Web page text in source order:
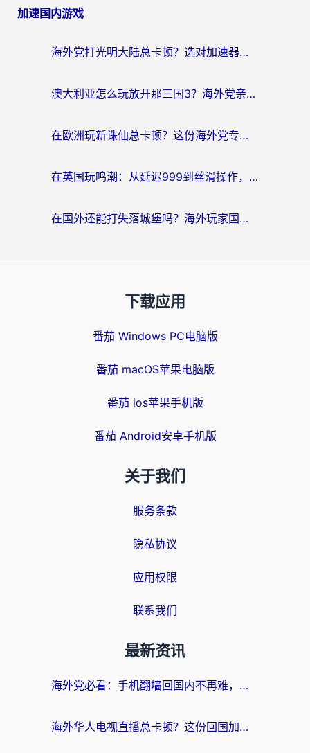
加速国内游戏
海外党打光明大陆总卡顿？选对加速器才是关键！（附亲测好用的推荐）
澳大利亚怎么玩放开那三国3？海外党亲测有效的国服游戏加速指南
在欧洲玩新诛仙总卡顿？这份海外党专属加速器指南帮你解决延迟难题
在英国玩鸣潮：从延迟999到丝滑操作，我是怎么做到的？
在国外还能打失落城堡吗？海外玩家国服游戏加速终极指南（附北美玩online加速器下载技巧）
下载应用
番茄 Windows PC电脑版
番茄 macOS苹果电脑版
番茄 ios苹果手机版
番茄 Android安卓手机版
关于我们
服务条款
隐私协议
应用权限
联系我们
最新资讯
海外党必看：手机翻墙回国内不再难，一篇搞定无缝访问国内资源指南
海外华人电视直播总卡顿？这份回国加速器选择指南帮你无缝看国内资源